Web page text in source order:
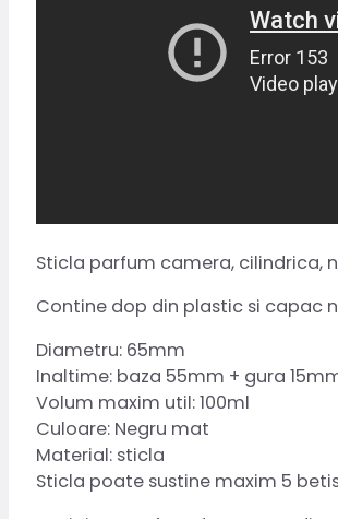
Sticla parfum camera, cilindrica,
Contine dop din plastic si capac
Diametru: 65mm
Inaltime: baza 55mm + gura
Volum maxim util: 100ml
Culoare: Negru mat
Material: sticla
Sticla poate sustine maxim 5